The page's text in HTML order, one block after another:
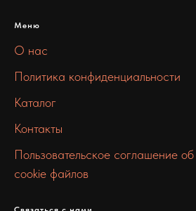
Меню
О нас
Политика конфиденциальности
Каталог
Контакты
Пользовательское соглашение
cookie файлов